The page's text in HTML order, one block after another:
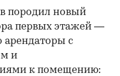
породил новый
первых этажей —
арендаторы с
и
к помещению: